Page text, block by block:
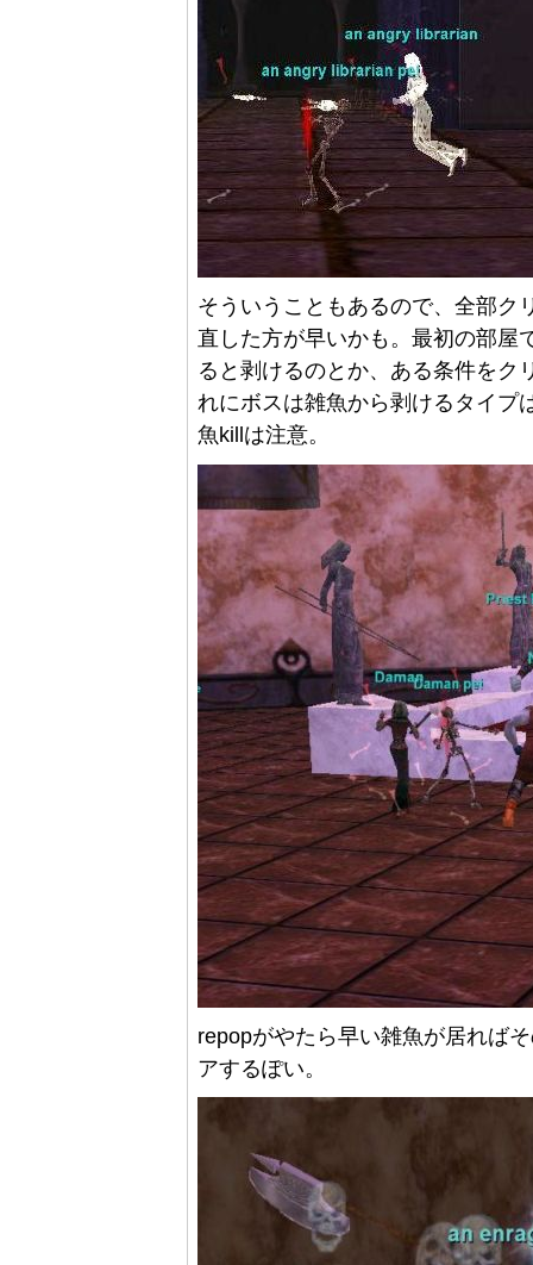
そういうこともあるので、全部ク
直した方が早いかも。最初の部屋
ると剥けるのとか、ある条件をク
れにボスは雑魚から剥けるタイプ
魚killは注意。
repopがやたら早い雑魚が居れば
アするぽい。